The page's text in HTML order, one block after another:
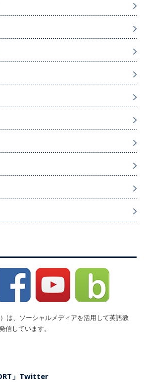
は、ソーシャルメディアを活用して英語教
信しています。
」Twitter